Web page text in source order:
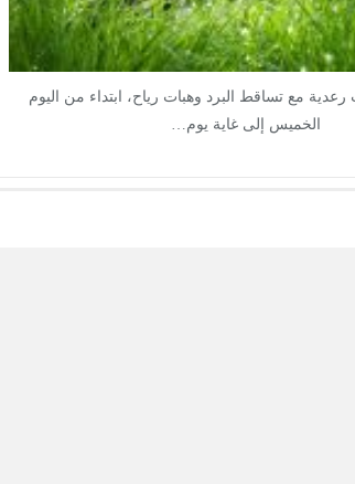
مع تساقط البرد وهبات رياح، ابتداء من اليوم
الخميس إلى غاية يوم…